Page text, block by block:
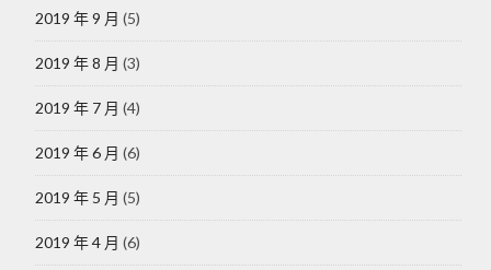
2019 年 9 月 (5)
2019 年 8 月 (3)
2019 年 7 月 (4)
2019 年 6 月 (6)
2019 年 5 月 (5)
2019 年 4 月 (6)